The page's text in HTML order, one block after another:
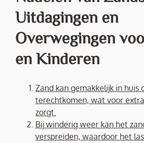
Uitdagingen en
Overwegingen
en Kinderen
Zand kan gemakkelijk in huis
terechtkomen, wat voor
zorgt.
Bij winderig weer kan het
verspreiden, waardoor het